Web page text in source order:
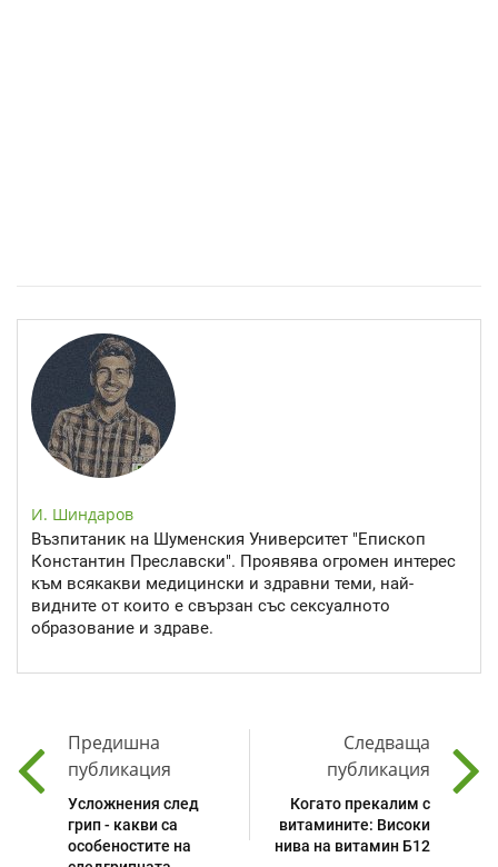
И. Шиндаров
Възпитаник на Шуменския Университет "Епископ
Константин Преславски". Проявява огромен интерес
към всякакви медицински и здравни теми, най-
видните от които е свързан със сексуалното
образование и здраве.
Предишна
публикация
Усложнения след
грип - какви са
особеностите на
Следваща
публикация
Когато прекалим с
витамините: Високи
нива на витамин Б12